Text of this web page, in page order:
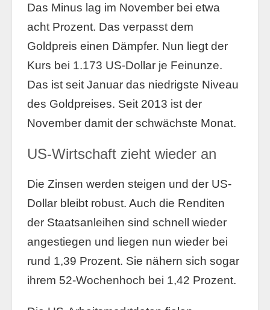
Das Minus lag im November bei etwa
acht Prozent. Das verpasst dem
Goldpreis einen Dämpfer. Nun liegt der
Kurs bei 1.173 US-Dollar je Feinunze.
Das ist seit Januar das niedrigste Niveau
des Goldpreises. Seit 2013 ist der
November damit der schwächste Monat.
US-Wirtschaft zieht wieder an
Die Zinsen werden steigen und der US-
Dollar bleibt robust. Auch die Renditen
der Staatsanleihen sind schnell wieder
angestiegen und liegen nun wieder bei
rund 1,39 Prozent. Sie nähern sich sogar
ihrem 52-Wochenhoch bei 1,42 Prozent.